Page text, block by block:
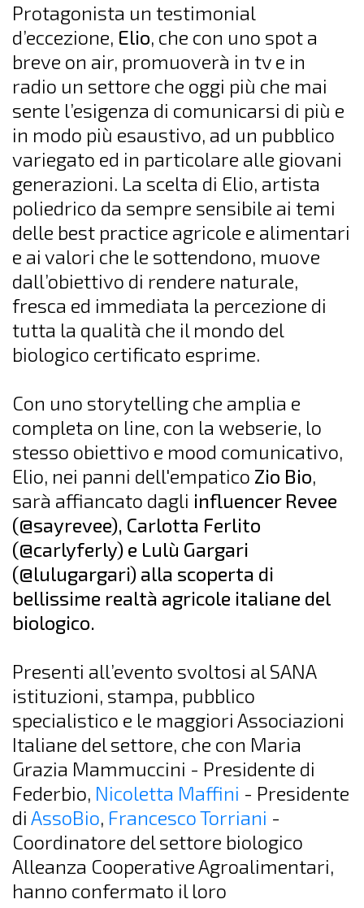
Protagonista un testimonial
d’eccezione, Elio, che con uno spot a
breve on air, promuoverà in tv e in
radio un settore che oggi più che mai
sente l’esigenza di comunicarsi di più e
in modo più esaustivo, ad un pubblico
variegato ed in particolare alle giovani
generazioni. La scelta di Elio, artista
poliedrico da sempre sensibile ai temi
delle best practice agricole e alimentari
e ai valori che le sottendono, muove
dall’obiettivo di rendere naturale,
fresca ed immediata la percezione di
tutta la qualità che il mondo del
biologico certificato esprime.
Con uno storytelling che amplia e
completa on line, con la webserie, lo
stesso obiettivo e mood comunicativo,
Elio, nei panni dell'empatico Zio Bio,
sarà affiancato dagli influencer Revee
(@sayrevee), Carlotta Ferlito
(@carlyferly) e Lulù Gargari
(@lulugargari) alla scoperta di
bellissime realtà agricole italiane del
biologico.
Presenti all’evento svoltosi al SANA
istituzioni, stampa, pubblico
specialistico e le maggiori Associazioni
Italiane del settore, che con Maria
Grazia Mammuccini - Presidente di
Federbio, Nicoletta Maffini - Presidente
di AssoBio, Francesco Torriani -
Coordinatore del settore biologico
Alleanza Cooperative Agroalimentari,
hanno confermato il loro